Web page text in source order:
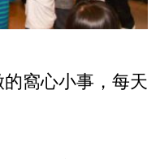
窩心小事，每天